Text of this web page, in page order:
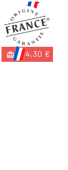
-84,30 €